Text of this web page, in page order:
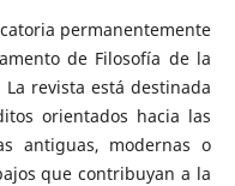
permanentemente
de Filosofía de la
revista está destinada
orientados hacia las
antiguas, modernas o
que contribuyan a la